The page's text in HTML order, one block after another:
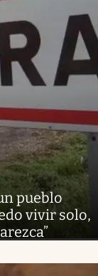
pueblo
vivir solo,